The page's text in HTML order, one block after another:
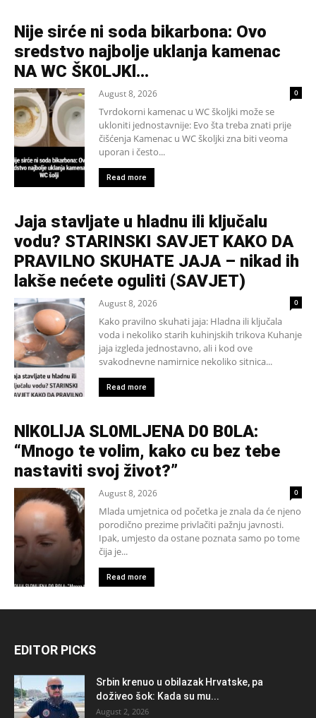
Nije sirće ni soda bikarbona: Ovo
sredstvo najbolje uklanja kamenac
NA WC ŠK0LJKl…
August 8, 2026 0
Tvrdokorni kamenac u WC školjki može se
ukloniti jednostavnije: Evo šta treba znati prije
čišćenja Kamenac u WC školjki zna biti veoma
uporan i često...
Read more
Jaja stavljate u hladnu ili ključalu
vodu? STARINSKI SAVJET KAKO DA
PRAVILNO SKUHATE JAJA – nikad ih
lakše nećete oguliti (SAVJET)
August 8, 2026 0
Kako pravilno skuhati jaja: Hladna ili ključala
voda i nekoliko starih kuhinjskih trikova Kuhanje
jaja izgleda jednostavno, ali i kod ove
svakodnevne namirnice nekoliko sitnica...
Read more
NlK0LlJA SL0MLJENA D0 B0LA:
“Mnogo te volim, kako cu bez tebe
nastaviti svoj život?”
August 8, 2026 0
Mlada umjetnica od početka je znala da će njeno
porodično prezime privlačiti pažnju javnosti.
Ipak, umjesto da ostane poznata samo po tome
čija je...
Read more
EDITOR PICKS
Srbin krenuo u obilazak Hrvatske, pa
doživeo šok: Kada su mu...
August 2, 2026